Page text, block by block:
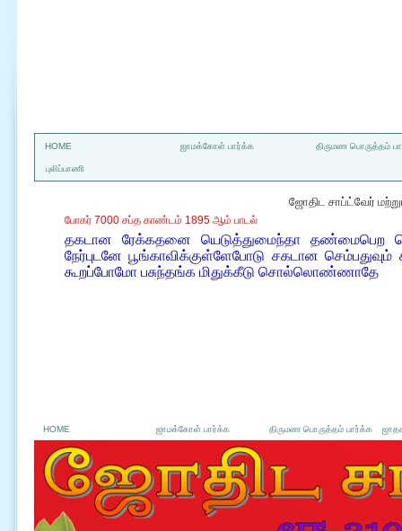
HOME ஜாமக்கோள் பார்க்க திருமண பொருத்தம்
புலிப்பாணி
ஜோதிட சாப்ட்வேர்
போகர் 7000 சப்த காண்டம் 1895 ஆம் பாடல்
தகடான ரேக்கதனை யெடுத்துமைந்தா தண்மைபெற
நேர்புடனே பூங்காவிக்குள்ளேபோடு சகடான
கூறப்போமோ பசுந்தங்க மிதுக்கீடு சொல்லொண்ணாதே
HOME ஜாமக்கோள் பார்க்க திருமண பொருத்தம் பார்க்க